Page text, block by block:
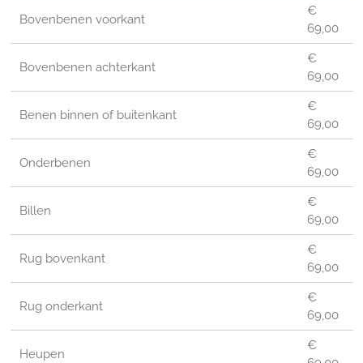
Bovenbenen voorkant
€
69,00
Bovenbenen achterkant
€
69,00
Benen binnen of buitenkant
€
69,00
Onderbenen
€
69,00
Billen
€
69,00
Rug bovenkant
€
69,00
Rug onderkant
€
69,00
Heupen
€